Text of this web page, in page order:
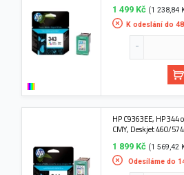
1 499 Kč (1 238,84
K odeslání do
HP C9363EE, HP
CMY, Deskjet 460/
1 899 Kč (1 569,42
Odesíláme do